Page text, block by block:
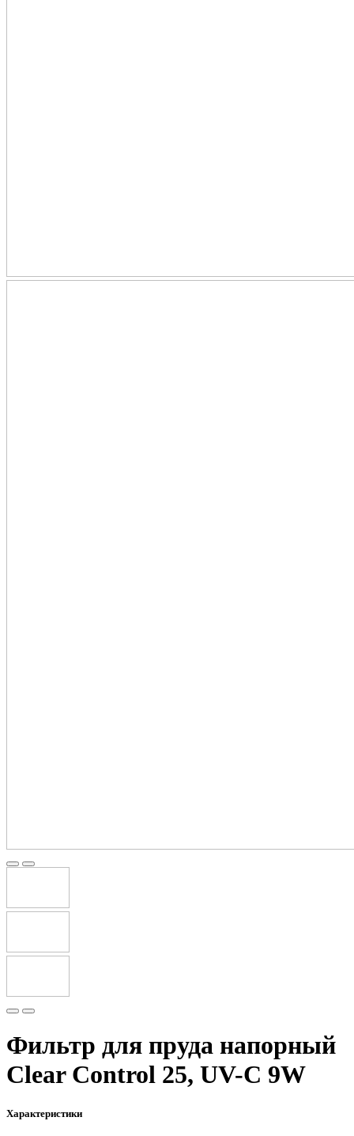
Фильтр для пруда напорный
Clear Control 25, UV-C 9W
Характеристики